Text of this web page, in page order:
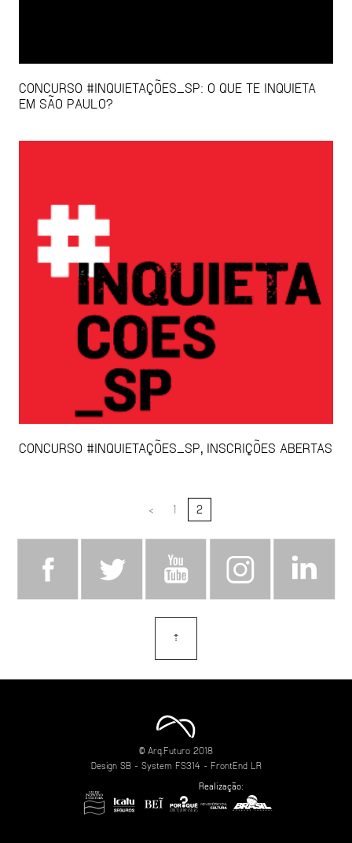
CONCURSO #INQUIETAÇÕES_SP: O QUE TE INQUIETA
EM SÃO PAULO?
CONCURSO #INQUIETAÇÕES_SP, INSCRIÇÕES ABERTAS
< 1 2
⇡
© Arq.Futuro 2018
Design SB- System FS314 - FrontEnd LR